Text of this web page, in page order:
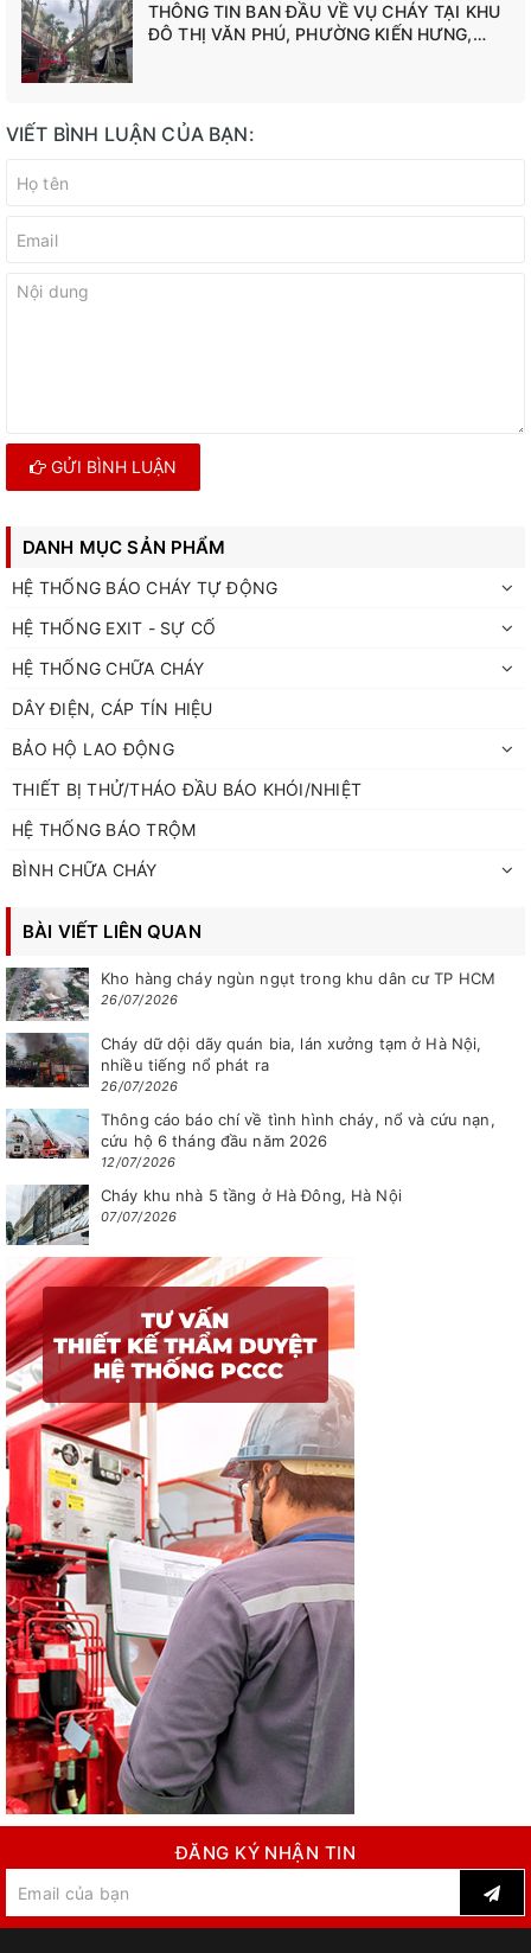
THÔNG TIN BAN ĐẦU VỀ VỤ CHÁY TẠI KHU
ĐÔ THỊ VĂN PHÚ, PHƯỜNG KIẾN HƯNG,
VIẾT BÌNH LUẬN CỦA BẠN:
GỬI BÌNH LUẬN
DANH MỤC SẢN PHẨM
HỆ THỐNG BÁO CHÁY TỰ ĐỘNG
HỆ THỐNG EXIT - SỰ CỐ
HỆ THỐNG CHỮA CHÁY
DÂY ĐIỆN, CÁP TÍN HIỆU
BẢO HỘ LAO ĐỘNG
THIẾT BỊ THỬ/THÁO ĐẦU BÁO KHÓI/NHIỆT
HỆ THỐNG BÁO TRỘM
BÌNH CHỮA CHÁY
BÀI VIẾT LIÊN QUAN
Kho hàng cháy ngùn ngụt trong khu dân cư TP HCM
26/07/2026
Cháy dữ dội dãy quán bia, lán xưởng tạm ở Hà Nội,
nhiều tiếng nổ phát ra
26/07/2026
Thông cáo báo chí về tình hình cháy, nổ và cứu nạn,
cứu hộ 6 tháng đầu năm 2026
12/07/2026
Cháy khu nhà 5 tầng ở Hà Đông, Hà Nội
07/07/2026
ĐĂNG KÝ NHẬN TIN